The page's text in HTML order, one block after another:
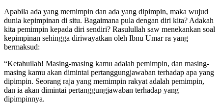
Apabila ada yang memimpin dan ada yang dipimpin, maka wujud
dunia kepimpinan di situ. Bagaimana pula dengan diri kita? Adakah
kita pemimpin kepada diri sendiri? Rasulullah saw menekankan soal
kepimpinan sehingga diriwayatkan oleh Ibnu Umar ra yang
bermaksud:
“Ketahuilah! Masing-masing kamu adalah pemimpin, dan masing-
masing kamu akan dimintai pertanggungjawaban terhadap apa yang
dipimpin. Seorang raja yang memimpin rakyat adalah pemimpin,
dan ia akan dimintai pertanggungjawaban terhadap yang
dipimpinnya.